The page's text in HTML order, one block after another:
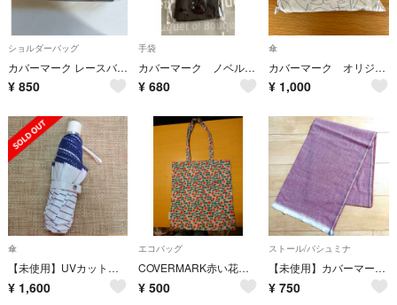
ショルダーバッグ
カバーマーク レースバッグ
¥ 850
手袋
カバーマーク ノベルティ 手袋
¥ 680
傘
カバーマーク オリジナル 晴雨兼用折りたたみ傘
¥ 1,000
傘
【未使用】UVカット晴雨兼用 折り畳み傘 収納バッグ付き COVERMARK
¥ 1,600
エコバッグ
COVERMARK赤い花柄エコバッグ
¥ 500
ストール/パシュミナ
【未使用】カバーマーク 大判ストール
¥ 750